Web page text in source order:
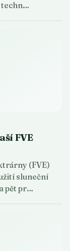
techn…
FVE
(FVE)
sluneční
pět pr…